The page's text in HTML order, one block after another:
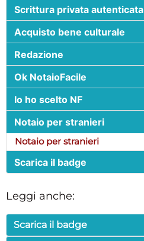
Scrittura privata autenticata
Acquisto bene culturale
Redazione
Ok NotaioFacile
Io ho scelto NF
Notaio per stranieri
Notaio per stranieri
Scarica il badge
Leggi anche:
Scarica il badge